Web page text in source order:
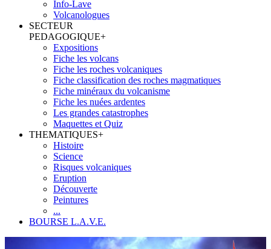
Info-Lave
Volcanologues
SECTEUR
PEDAGOGIQUE+
Expositions
Fiche les volcans
Fiche les roches volcaniques
Fiche classification des roches magmatiques
Fiche minéraux du volcanisme
Fiche les nuées ardentes
Les grandes catastrophes
Maquettes et Quiz
THEMATIQUES+
Histoire
Science
Risques volcaniques
Eruption
Découverte
Peintures
...
BOURSE L.A.V.E.